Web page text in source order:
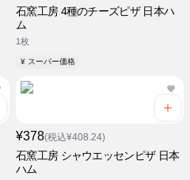
石窯工房 4種のチーズピザ 日本ハ
ム
1枚
¥ スーパー価格
¥378(税込¥408.24)
石窯工房 シャウエッセンピザ 日本
ハム